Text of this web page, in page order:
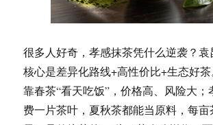
很多人好奇，孝感抹茶凭什么逆袭？袁
核心是差异化路线+高性价比+生态好
靠春茶“看天吃饭”，价格高、风险大；
费一片茶叶，夏秋茶都能当原料，每